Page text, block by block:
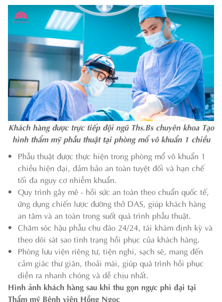
Khách hàng được trực tiếp đội ngũ Ths.Bs chuyên khoa Tạo
hình thẩm mỹ phẫu thuật tại phòng mổ vô khuẩn 1 chiều
Phẫu thuật được thực hiện trong phòng mổ vô khuẩn 1
chiều hiện đại, đảm bảo an toàn tuyệt đối và hạn chế
tối đa nguy cơ nhiễm khuẩn.
Quy trình gây mê - hồi sức an toàn theo chuẩn quốc tế,
ứng dụng chiến lược đường thở DAS, giúp khách hàng
an tâm và an toàn trong suốt quá trình phẫu thuật.
Chăm sóc hậu phẫu chu đáo 24/24, tái khám định kỳ và
theo dõi sát sao tình trạng hồi phục của khách hàng.
Phòng lưu viện riêng tư, tiện nghi, sạch sẽ, mang đến
cảm giác thư giãn, thoải mái, giúp quá trình hồi phục
diễn ra nhanh chóng và dễ chịu nhất.
Hình ảnh khách hàng sau khi thu gọn ngực phì đại tại
Thẩm mỹ Bệnh viện Hồng Ngọc